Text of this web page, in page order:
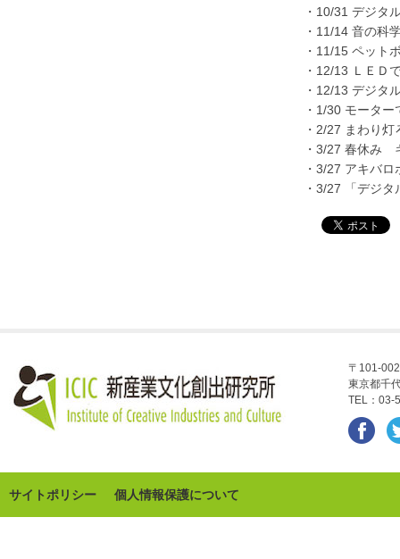
・10/31 デジタ
・11/14 音の科
・11/15 ペット
・12/13 ＬＥＤ
・12/13 デジタ
・1/30 モータ
・2/27 まわり
・3/27 春休み
・3/27 アキバ
・3/27 「デジ
〒101-
東京都千
TEL：
サイトポリシー 個人情報保護について